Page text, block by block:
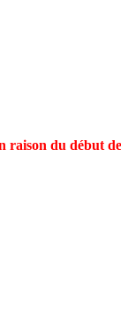
du début